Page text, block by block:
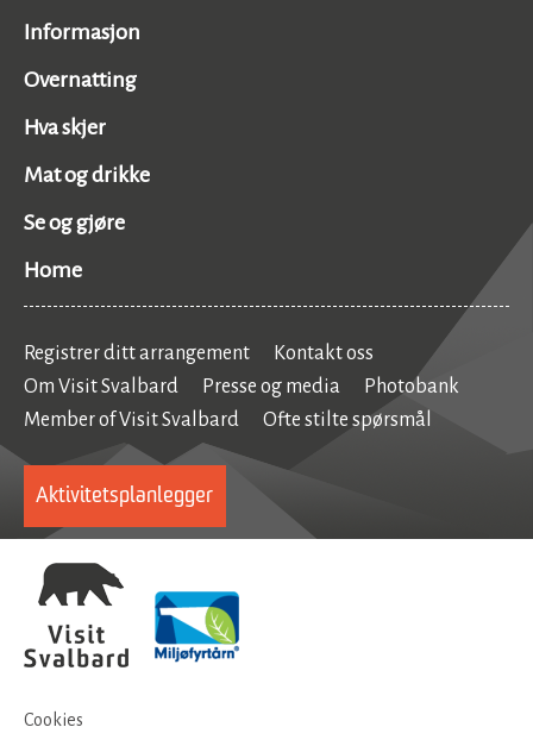
Informasjon
Overnatting
Hva skjer
Mat og drikke
Se og gjøre
Home
Registrer ditt arrangement
Kontakt oss
Om Visit Svalbard
Presse og media
Photobank
Member of Visit Svalbard
Ofte stilte spørsmål
Aktivitetsplanlegger
Cookies